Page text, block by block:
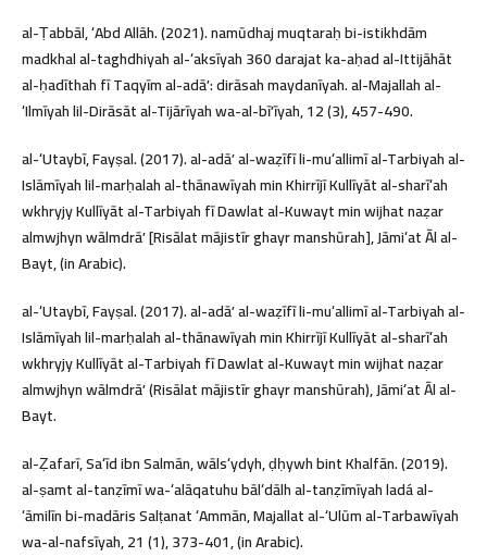
al-Ṭabbāl, ʻAbd Allāh. (2021). namūdhaj muqtaraḥ bi-istikhdām
madkhal al-taghdhiyah al-ʻaksīyah 360 darajat ka-aḥad al-Ittijāhāt
al-ḥadīthah fī Taqyīm al-adāʼ: dirāsah maydanīyah. al-Majallah al-
ʻIlmīyah lil-Dirāsāt al-Tijārīyah wa-al-bīʼīyah, 12 (3), 457-490.
al-ʻUtaybī, Fayṣal. (2017). al-adāʼ al-waẓīfī li-muʻallimī al-Tarbiyah al-
Islāmīyah lil-marḥalah al-thānawīyah min Khirrījī Kullīyāt al-sharīʻah
wkhryjy Kullīyāt al-Tarbiyah fī Dawlat al-Kuwayt min wijhat naẓar
almwjhyn wālmdrāʼ [Risālat mājistīr ghayr manshūrah], Jāmiʻat Āl al-
Bayt, (in Arabic).
al-ʻUtaybī, Fayṣal. (2017). al-adāʼ al-waẓīfī li-muʻallimī al-Tarbiyah al-
Islāmīyah lil-marḥalah al-thānawīyah min Khirrījī Kullīyāt al-sharīʻah
wkhryjy Kullīyāt al-Tarbiyah fī Dawlat al-Kuwayt min wijhat naẓar
almwjhyn wālmdrāʼ (Risālat mājistīr ghayr manshūrah), Jāmiʻat Āl al-
Bayt.
al-Ẓafarī, Saʻīd ibn Salmān, wālsʻydyh, ḍḥywh bint Khalfān. (2019).
al-ṣamt al-tanẓīmī wa-ʻalāqatuhu bālʻdālh al-tanẓīmīyah ladá al-
ʻāmilīn bi-madāris Salṭanat ʻAmmān, Majallat al-ʻUlūm al-Tarbawīyah
wa-al-nafsīyah, 21 (1), 373-401, (in Arabic).